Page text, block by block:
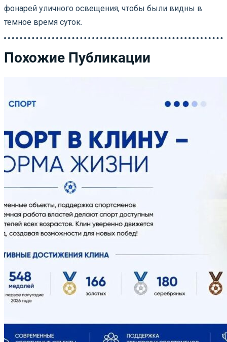
фонарей уличного освещения, чтобы были видны в
темное время суток.
Похожие Публикации